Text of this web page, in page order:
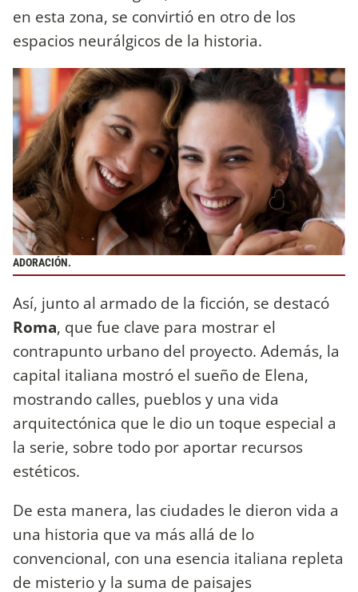
en esta zona, se convirtió en otro de los
espacios neurálgicos de la historia.
ADORACIÓN.
Así, junto al armado de la ficción, se destacó
Roma, que fue clave para mostrar el
contrapunto urbano del proyecto. Además, la
capital italiana mostró el sueño de Elena,
mostrando calles, pueblos y una vida
arquitectónica que le dio un toque especial a
la serie, sobre todo por aportar recursos
estéticos.
De esta manera, las ciudades le dieron vida a
una historia que va más allá de lo
convencional, con una esencia italiana repleta
de misterio y la suma de paisajes